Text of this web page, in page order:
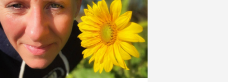
Outdoor i Centrum
Perlegade 44
6400 Sønderborg, Danmark
Telefonnr.
(+45) 74 43 53 55